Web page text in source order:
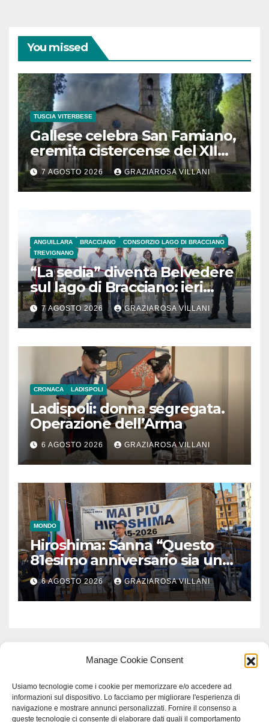
Manage Cookie Consent
Usiamo tecnologie come i cookie per memorizzare e/o accedere ad
informazioni sul dispositivo. Lo facciamo per migliorare l'esperienza di
navigazione e mostrare annunci personalizzati. Fornire il consenso a
queste tecnologie ci consente di elaborare dati quali il comportamento
You missed
TUSCIA VITERBESE
Gallese celebra San Famiano,
eremita cistercense del XII
secolo
7 AGOSTO 2026 GRAZIAROSA VILLANI
ANGUILLARA BRACCIANO
CONSORZIO LAGO DI BRACCIANO
TREVIGNANO
“La sedia” diventa Belvedere
sul lago di Bracciano: ieri
l’inaugurazione
7 AGOSTO 2026 GRAZIAROSA VILLANI
CRONACA LADISPOLI
Ladispoli: donna segregata.
Operazione dell’Arma
6 AGOSTO 2026 GRAZIAROSA VILLANI
MONDO
Hiroshima: Sanna “Questo
81esimo anniversario sia un
monito per tutti”
6 AGOSTO 2026 GRAZIAROSA VILLANI